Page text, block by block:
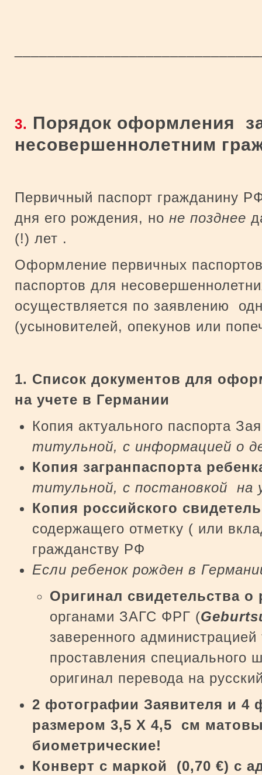
3. Порядок оформления
несовершеннолетним
Первичный паспорт гражданину
дня его рождения, но не позднее
(!) лет .
Оформление первичных
паспортов для
осуществляется по заявлению
(усыновителей, опекунов или
1. Список документов для
на учете в Германии
Копия актуального паспорта
титульной, с информацией о
Копия загранпаспорта
титульной, с постановкой на
Копия российского
содержащего отметку ( или
гражданству РФ
Если ребенок рожден в
Оригинал свидетельства о
органами ЗАГС ФРГ (Geburts
заверенного администрацией
проставления специального
оригинал перевода на
2 фотографии Заявителя и
размером 3,5 Х 4,5 см
биометрические!
Конверт c маркой (0,70 €) с